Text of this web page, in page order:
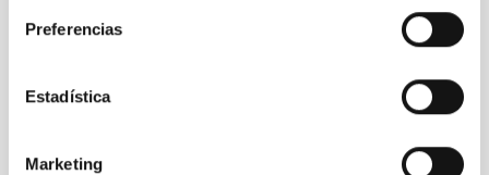
Preferencias
Estadística
Marketing